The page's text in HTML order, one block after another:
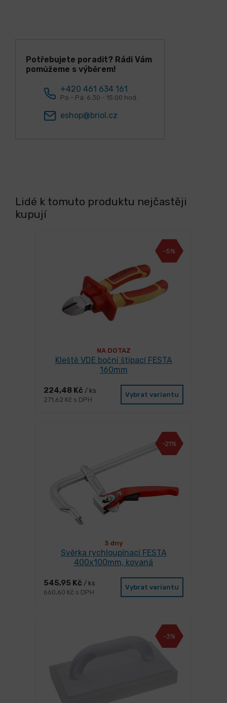
Potřebujete poradit? Rádi Vám
pomůžeme s výběrem!
+420 461 634 161
Po - Pá: 6:30 - 15:00 hod.
eshop@briol.cz
Lidé k tomuto produktu nejčastěji
kupují
-5%
NA DOTAZ
Kleště VDE boční štípací FESTA
160mm
224,48 Kč / ks
271,62 Kč s DPH
Vybrat variantu
-21%
3 dny
Svěrka rychloupínací FESTA
400x100mm, kovaná
545,95 Kč / ks
660,60 Kč s DPH
Vybrat variantu
-3%